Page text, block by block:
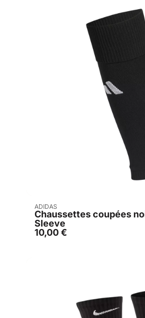
ADIDAS
Chaussettes coupées
Sleeve
10,00€